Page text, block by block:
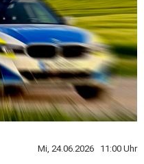
Mi, 24.06.2026 11:00 Uhr